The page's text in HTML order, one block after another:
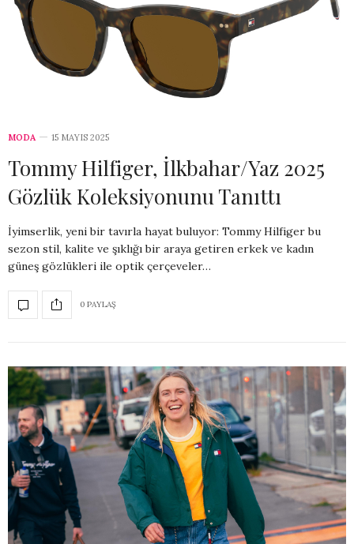
MODA 15 MAYIS 2025
Tommy Hilfiger, İlkbahar/Yaz 2025
Gözlük Koleksiyonunu Tanıttı
İyimserlik, yeni bir tavırla hayat buluyor: Tommy Hilfiger bu
sezon stil, kalite ve şıklığı bir araya getiren erkek ve kadın
güneş gözlükleri ile optik çerçeveler…
0 PAYLAŞ